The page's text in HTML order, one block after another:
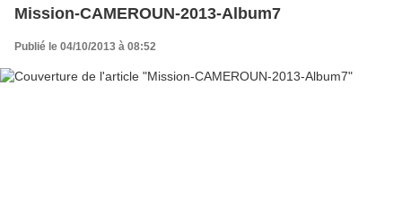
Mission-CAMEROUN-2013-Album7
Publié le 04/10/2013 à 08:52